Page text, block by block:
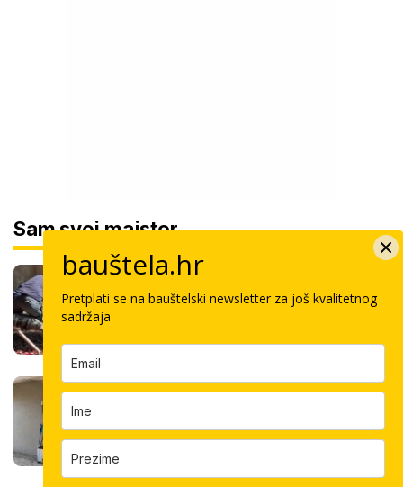
Sam svoj majstor
Koliko košta kvadrat estriha? Tri su
opcije, razlika je velika, evo koja je
Robotski stroj za žbukanje: Za 8 sati
samo dva bauštelca
bauštela.hr
Pretplati se na bauštelski newsletter za još kvalitetnog
sadržaja